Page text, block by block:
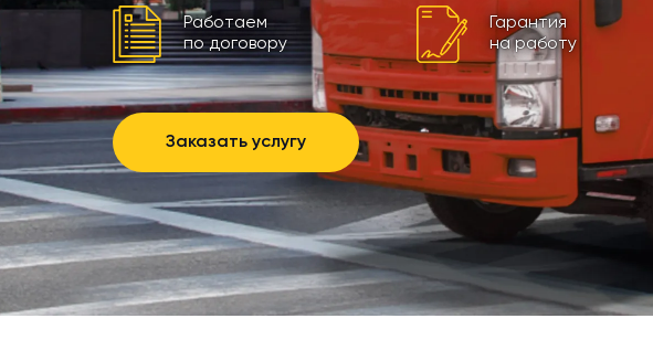
Работаем
по договору
Гарантия
на работу
Заказать услугу